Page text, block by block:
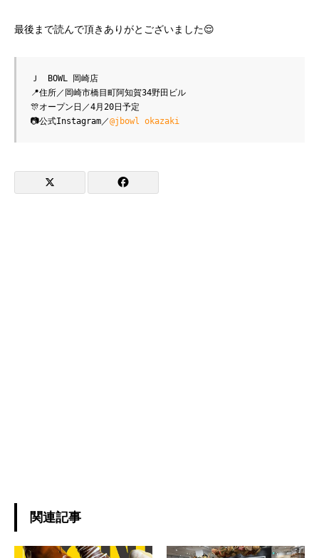
最後まで読んで頂きありがとございました😌
Ｊ　BOWL 岡崎店
📍住所／岡崎市橋目町阿知賀34野田ビル
🎊オープン日／4月20日予定
📷公式Instagram／@jbowl okazaki
関連記事